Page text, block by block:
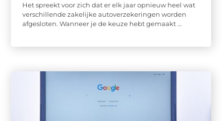
Het spreekt voor zich dat er elk jaar opnieuw heel wat
verschillende zakelijke autoverzekeringen worden
afgesloten. Wanneer je de keuze hebt gemaakt ...